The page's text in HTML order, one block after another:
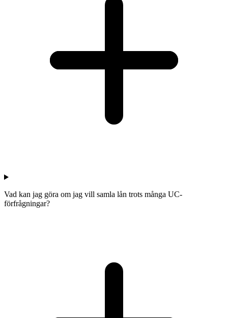
Vad kan jag göra om jag vill samla lån trots många UC-
förfrågningar?